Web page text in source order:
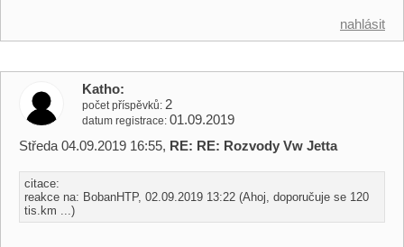
nahlásit
Katho
počet příspěvků 2
datum registrace 01.09.2019
Středa 04.09.2019 16:55, RE: RE: Rozvody Vw Jetta
citace:
reakce na: BobanHTP, 02.09.2019 13:22 (Ahoj, doporučuje se 120
tis.km ...)